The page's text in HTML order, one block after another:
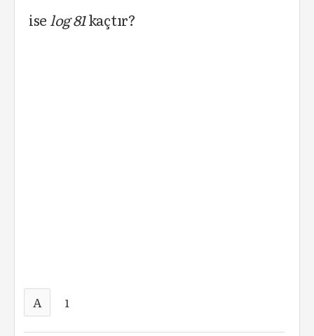
ise log 81kaçtır?
A 1